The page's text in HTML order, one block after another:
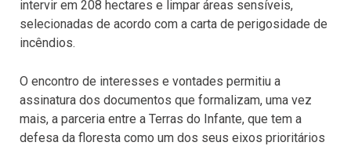
intervir em 208 hectares e limpar áreas sensíveis,
selecionadas de acordo com a carta de perigosidade de
incêndios.
O encontro de interesses e vontades permitiu a
assinatura dos documentos que formalizam, uma vez
mais, a parceria entre a Terras do Infante, que tem a
defesa da floresta como um dos seus eixos prioritários